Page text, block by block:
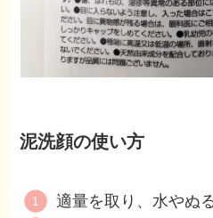
泥洗顔の使い方
適量を取り、水やぬ